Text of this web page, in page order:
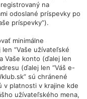
na
odoslané príspevky po
príspevky”).
minimálne
“Vaše užívateľské
Vaše konto (ďalej len
(ďalej len “Váš e-
sú chránené
v platnosti v krajine kde
užívateľského mena,